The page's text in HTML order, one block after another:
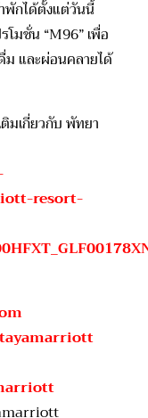
พักได้ตั้งแต่วันนี้
โมชั่น “M96”เพื่อ
ม และผ่อนคลายได้
มเกี่ยวกับพัทยา
resort-